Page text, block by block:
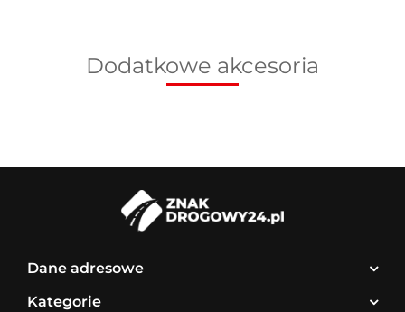
Dodatkowe akcesoria
Dane adresowe
Kategorie